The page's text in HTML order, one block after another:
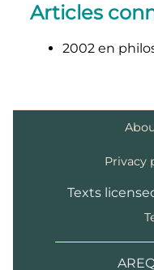
Articles
2002 en
Privacy
Texts